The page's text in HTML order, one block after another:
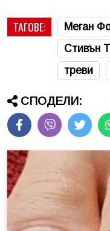
ТАГОВЕ: Меган
Стивън
треви
СПОДЕЛИ: